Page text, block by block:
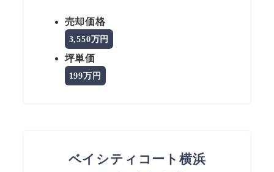
売却価格
3,550万円
坪単価
199万円
ベイシティコート横浜